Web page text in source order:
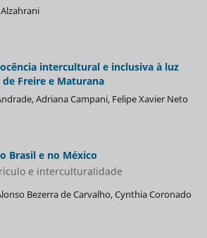
intercultural e inclusiva à luz
Freire e Maturana
Adriana Campani, Felipe Xavier Neto
Brasil e no México
e interculturalidade
Bezerra de Carvalho, Cynthia Coronado